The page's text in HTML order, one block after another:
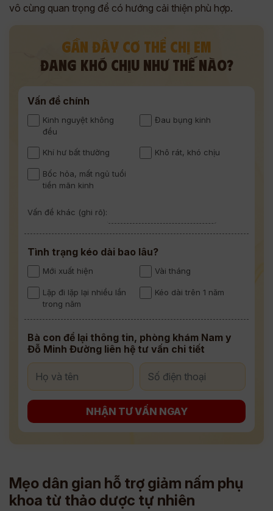
vô cùng quan trọng để có hướng cải thiện phù hợp.
GẦN ĐÂY CƠ THỂ CHỊ EM
ĐANG KHÓ CHỊU NHƯ THẾ NÀO?
Vấn đề chính
Kinh nguyệt không
đều
Đau bụng kinh
Khí hư bất thường Khô rát, khó chịu
Bốc hỏa, mất ngủ tuổi
tiền mãn kinh
Vấn đề khác (ghi rõ):
Tình trạng kéo dài bao lâu?
Mới xuất hiện Vài tháng
Lặp đi lặp lại nhiều lần
trong năm
Kéo dài trên 1 năm
Bà con để lại thông tin, phòng khám Nam y
Đỗ Minh Đường liên hệ tư vấn chi tiết
NHẬN TƯ VẤN NGAY
Mẹo dân gian hỗ trợ giảm nấm phụ
khoa từ thảo dược tự nhiên